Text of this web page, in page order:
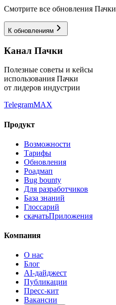
Смотрите все обновления
К обновлениям
Канал Пачки
Полезные советы и кейсы
использования Пачки
от лидеров индустрии
TelegramMAX
Продукт
Возможности
Тарифы
Обновления
Роадмап
Bug bounty
Для разработчиков
База знаний
Глоссарий
скачатьПриложения
Компания
О нас
Блог
AI-дайджест
Публикации
Пресс-кит
Вакансии